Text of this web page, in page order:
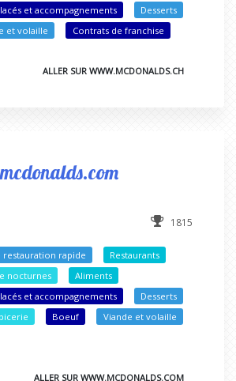
et accompagnements
Desserts
et volaille Contrats de franchise
ALLER SUR WWW.MCDONALDS.CH
mcdonalds.com
1815
restauration rapide
Restaurants
nocturnes
Aliments
et accompagnements
Desserts
Boeuf
Viande et volaille
ALLER SUR WWW.MCDONALDS.COM